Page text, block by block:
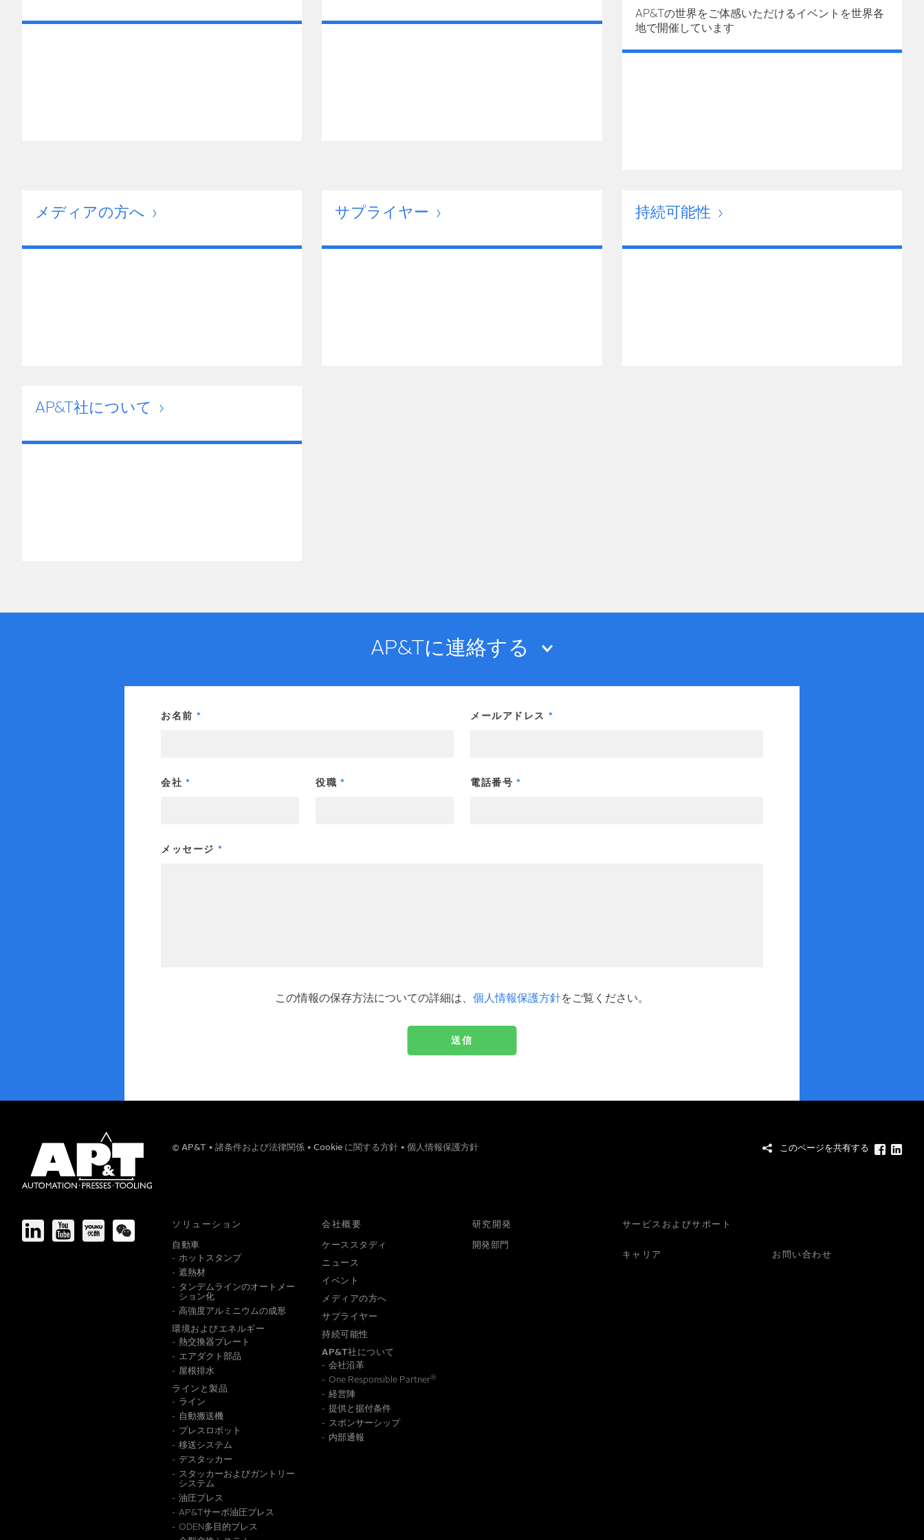
AP&Tの世界をご体感いただけるイベントを世界各
地で開催しています
メディアの方へ サプライヤー 持続可能性
AP&T社について
AP&Tに連絡する
お名前 メールアドレス
会社 役職 電話番号
メッセージ
この情報の保存方法についての詳細は、 個人情報保護方針をご覧ください。
© AP&T 諸条件および法律関係 •Cookie に関する方針 •個人情報保護方針 このページを共有する
ソリューション
自動車
ホットスタンプ
遮熱材
タンデムラインのオートメー
ション化
高強度アルミニウムの成形
環境およびエネルギー
熱交換器プレート
エアダクト部品
屋根排水
ラインと製品
ライン
自動搬送機
プレスロボット
移送システム
デスタッカー
スタッカーおよびガントリー
システム
油圧プレス
AP&Tサーボ油圧プレス
ODEN多目的プレス
会社概要
ケーススタディ
ニュース
イベント
メディアの方へ
サプライヤー
持続可能性
AP&T社について
会社沿革
One Responsible Partner®
経営陣
提供と据付条件
スポンサーシップ
内部通報
研究開発
開発部門
サービスおよびサポート
キャリア お問い合わせ